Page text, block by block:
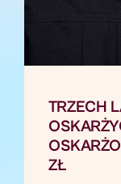
TRZECH
ZŁ